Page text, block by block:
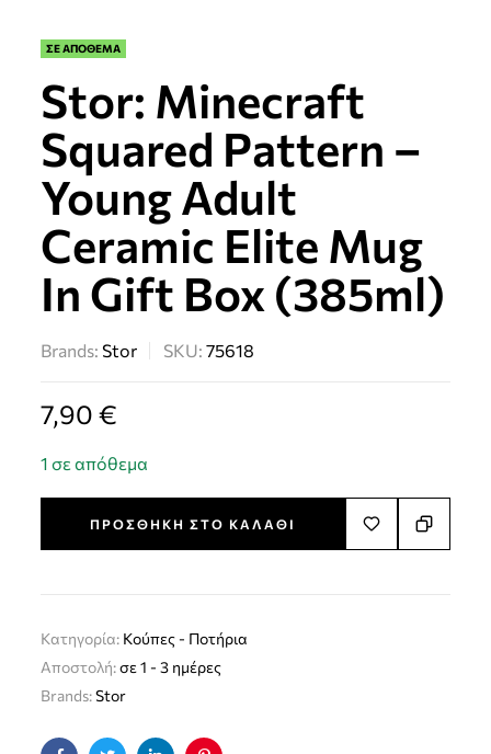
ΣΕ ΑΠΟΘΕΜΑ
Stor: Minecraft
Squared Pattern –
Young Adult
Ceramic Elite Mug
In Gift Box (385ml)
Brands:Stor SKU:75618
7,90€
1 σε απόθεμα
ΠΡΟΣΘΉΚΗ ΣΤΟ ΚΑΛΆΘΙ
Κατηγορία: Kούπες - Ποτήρια
Αποστολή:σε 1 - 3 ημέρες
Brands:Stor